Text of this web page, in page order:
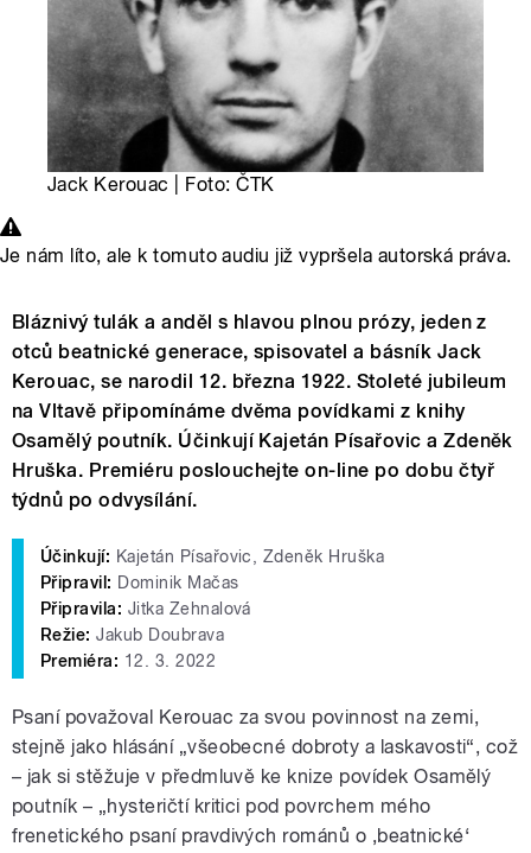
Jack Kerouac | Foto: ČTK
Je nám líto, ale k tomuto audiu již vypršela autorská práva.
Bláznivý tulák a anděl s hlavou plnou prózy, jeden z
otců beatnické generace, spisovatel a básník Jack
Kerouac, se narodil 12. března 1922. Stoleté jubileum
na Vltavě připomínáme dvěma povídkami z knihy
Osamělý poutník. Účinkují Kajetán Písařovic a Zdeněk
Hruška. Premiéru poslouchejte on-line po dobu čtyř
týdnů po odvysílání.
Účinkují: Kajetán Písařovic, Zdeněk Hruška
Připravil: Dominik Mačas
Připravila: Jitka Zehnalová
Režie: Jakub Doubrava
Premiéra: 12. 3. 2022
Psaní považoval Kerouac za svou povinnost na zemi,
stejně jako hlásání „všeobecné dobroty a laskavosti“, což
– jak si stěžuje v předmluvě ke knize povídek Osamělý
poutník – „hysteričtí kritici pod povrchem mého
frenetického psaní pravdivých románů o ‚beatnické‘